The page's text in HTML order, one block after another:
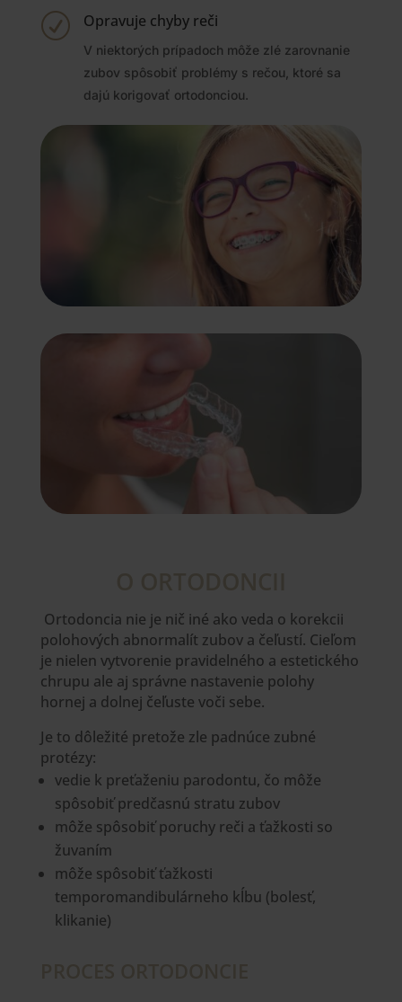
R Opravuje chyby reči
V niektorých prípadoch môže zlé zarovnanie
zubov spôsobiť problémy s rečou, ktoré sa
dajú korigovať ortodonciou.
Ortodoncia nie je nič iné ako veda o korekcii
polohových abnormalít zubov a čeľustí. Cieľom
je nielen vytvorenie pravidelného a estetického
chrupu ale aj správne nastavenie polohy
hornej a dolnej čeľuste voči sebe.
Je to dôležité pretože zle padnúce zubné
protézy:
vedie k preťaženiu parodontu, čo môže
spôsobiť predčasnú stratu zubov
môže spôsobiť poruchy reči a ťažkosti so
žuvaním
môže spôsobiť ťažkosti
temporomandibulárneho kĺbu (bolesť,
klikanie)